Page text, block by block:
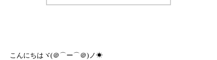
こんにちはヾ(＠⌒ー⌒＠)ノ☀